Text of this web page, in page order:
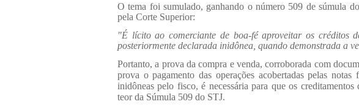
O tema foi sumulado, ganhando o número 509 de súmula
pela Corte Superior:
"É lícito ao comerciante de boa-fé aproveitar os créditos
posteriormente declarada inidônea, quando demonstrada a
Portanto, a prova da compra e venda, corroborada com
prova o pagamento das operações acobertadas pelas notas
inidôneas pelo fisco, é necessária para que os
teor da Súmula 509 do STJ.